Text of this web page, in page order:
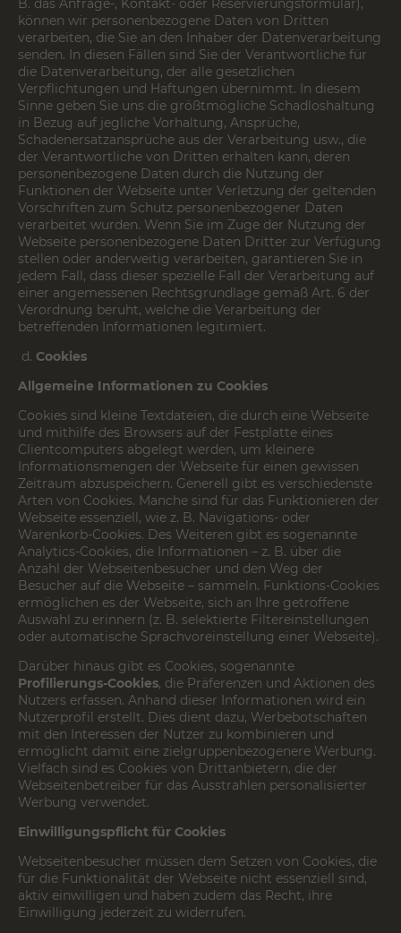
B. das Anfrage-, Kontakt- oder Reservierungsformular),
können wir personenbezogene Daten von Dritten
verarbeiten, die Sie an den Inhaber der Datenverarbeitung
senden. In diesen Fällen sind Sie der Verantwortliche für
die Datenverarbeitung, der alle gesetzlichen
Verpflichtungen und Haftungen übernimmt. In diesem
Sinne geben Sie uns die größtmögliche Schadloshaltung
in Bezug auf jegliche Vorhaltung, Ansprüche,
Schadenersatzansprüche aus der Verarbeitung usw., die
der Verantwortliche von Dritten erhalten kann, deren
personenbezogene Daten durch die Nutzung der
Funktionen der Webseite unter Verletzung der geltenden
Vorschriften zum Schutz personenbezogener Daten
verarbeitet wurden. Wenn Sie im Zuge der Nutzung der
Webseite personenbezogene Daten Dritter zur Verfügung
stellen oder anderweitig verarbeiten, garantieren Sie in
jedem Fall, dass dieser spezielle Fall der Verarbeitung auf
einer angemessenen Rechtsgrundlage gemäß Art. 6 der
Verordnung beruht, welche die Verarbeitung der
betreffenden Informationen legitimiert.
Cookies
Allgemeine Informationen zu Cookies
Cookies sind kleine Textdateien, die durch eine Webseite
und mithilfe des Browsers auf der Festplatte eines
Clientcomputers abgelegt werden, um kleinere
Informationsmengen der Webseite für einen gewissen
Zeitraum abzuspeichern. Generell gibt es verschiedenste
Arten von Cookies. Manche sind für das Funktionieren der
Webseite essenziell, wie z. B. Navigations- oder
Warenkorb-Cookies. Des Weiteren gibt es sogenannte
Analytics-Cookies, die Informationen – z. B. über die
Anzahl der Webseitenbesucher und den Weg der
Besucher auf die Webseite – sammeln. Funktions-Cookies
ermöglichen es der Webseite, sich an Ihre getroffene
Auswahl zu erinnern (z. B. selektierte Filtereinstellungen
oder automatische Sprachvoreinstellung einer Webseite).
Darüber hinaus gibt es Cookies, sogenannte
Profilierungs-Cookies, die Präferenzen und Aktionen des
Nutzers erfassen. Anhand dieser Informationen wird ein
Nutzerprofil erstellt. Dies dient dazu, Werbebotschaften
mit den Interessen der Nutzer zu kombinieren und
ermöglicht damit eine zielgruppenbezogenere Werbung.
Vielfach sind es Cookies von Drittanbietern, die der
Webseitenbetreiber für das Ausstrahlen personalisierter
Werbung verwendet.
Einwilligungspflicht für Cookies
Webseitenbesucher müssen dem Setzen von Cookies, die
für die Funktionalität der Webseite nicht essenziell sind,
aktiv einwilligen und haben zudem das Recht, ihre
Einwilligung jederzeit zu widerrufen.